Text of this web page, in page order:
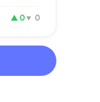
▲ 0▼ 0